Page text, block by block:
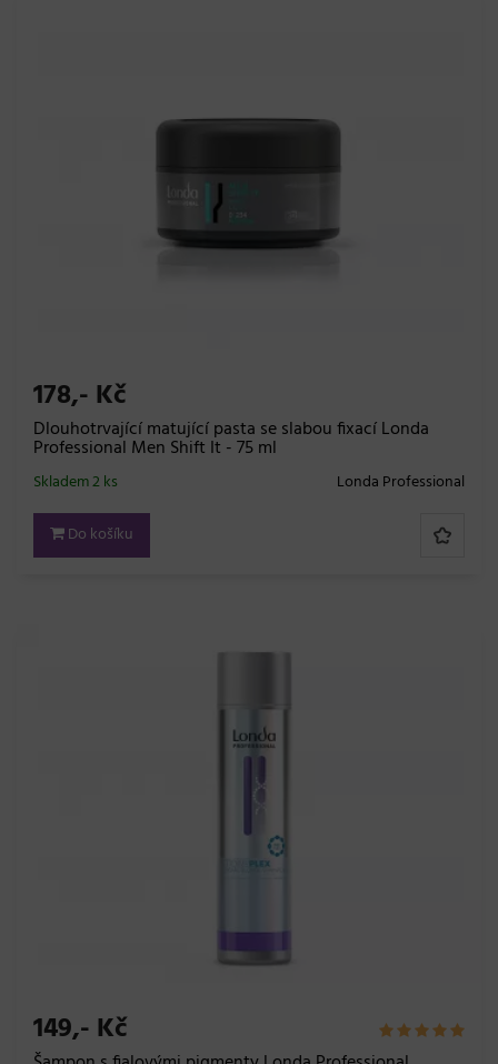
178,- Kč
Dlouhotrvající matující pasta se slabou fixací Londa
Professional Men Shift It - 75 ml
Londa Professional
Skladem 2 ks
Do košíku
149,- Kč